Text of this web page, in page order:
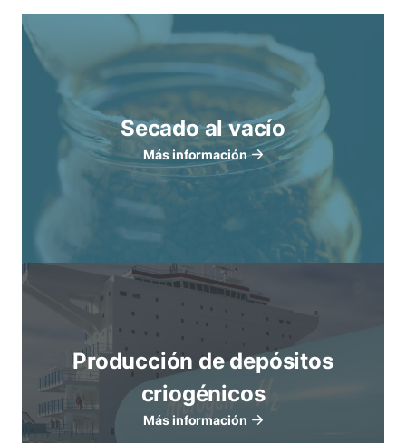
Secado al vacío
Más información
Producción de depósitos
criogénicos
Más información